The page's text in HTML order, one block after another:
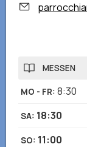
MESSEN
MO - FR: 8:30
SA: 18:30
SO: 11:00